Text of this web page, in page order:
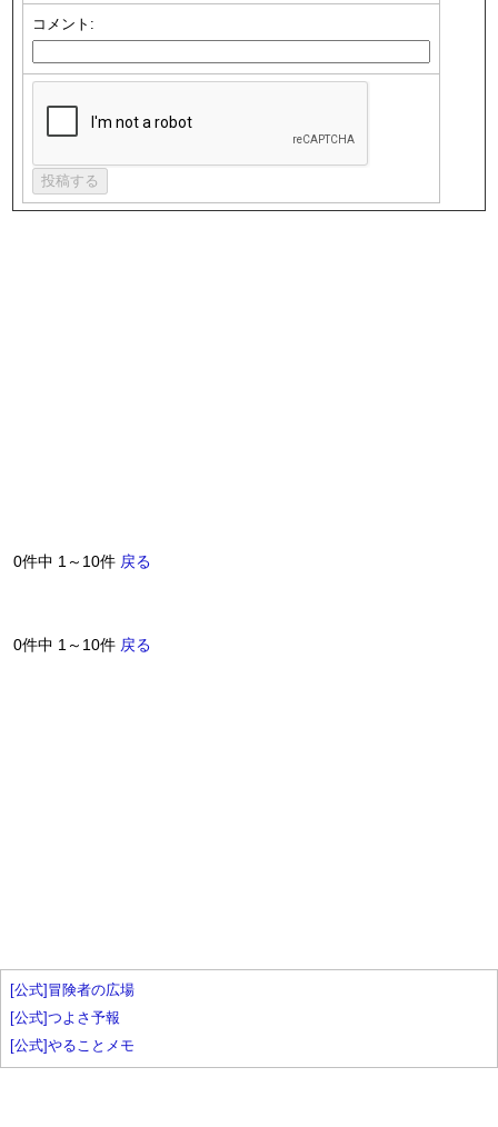
コメント:
0件中 1～10件 戻る
0件中 1～10件 戻る
[公式]冒険者の広場
[公式]つよさ予報
[公式]やることメモ